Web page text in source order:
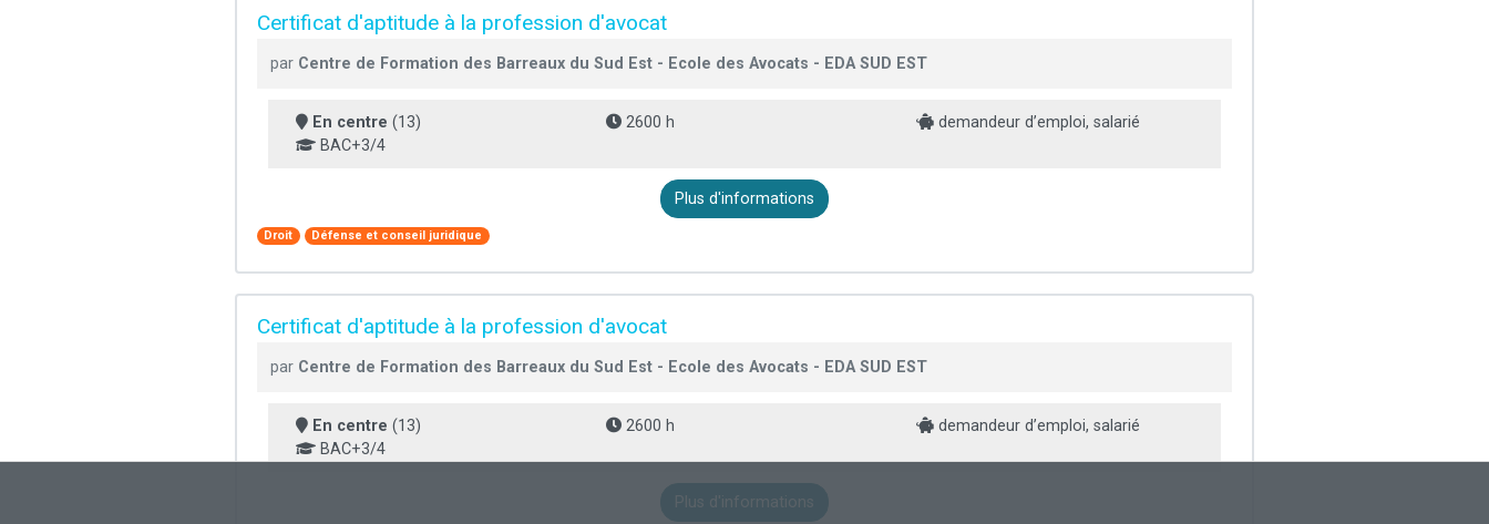
Certificat d'aptitude à la profession d'avocat
par Centre de Formation des Barreaux du Sud Est - Ecole des Avocats - EDA SUD EST
En centre (13) 2600 h
demandeur d’emploi, salarié
BAC+3/4
Plus d'informations
Droit Défense et conseil juridique
Certificat d'aptitude à la profession d'avocat
par Centre de Formation des Barreaux du Sud Est - Ecole des Avocats - EDA SUD EST
En centre (13) 2600 h
demandeur d’emploi, salarié
BAC+3/4
Plus d'informations